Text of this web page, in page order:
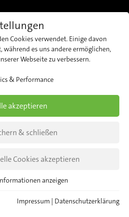
Flotten-
Demo anfragen
Cookies verwendet. Einige davon
es uns andere ermöglichen,
Webseite zu verbessern.
& Performance
akzeptieren
& schließen
Cookies akzeptieren
für grundlegende Funktionen der
ist gewährleistet, dass die Webseite
anzeigen
Impressum | Datenschutzerklärung